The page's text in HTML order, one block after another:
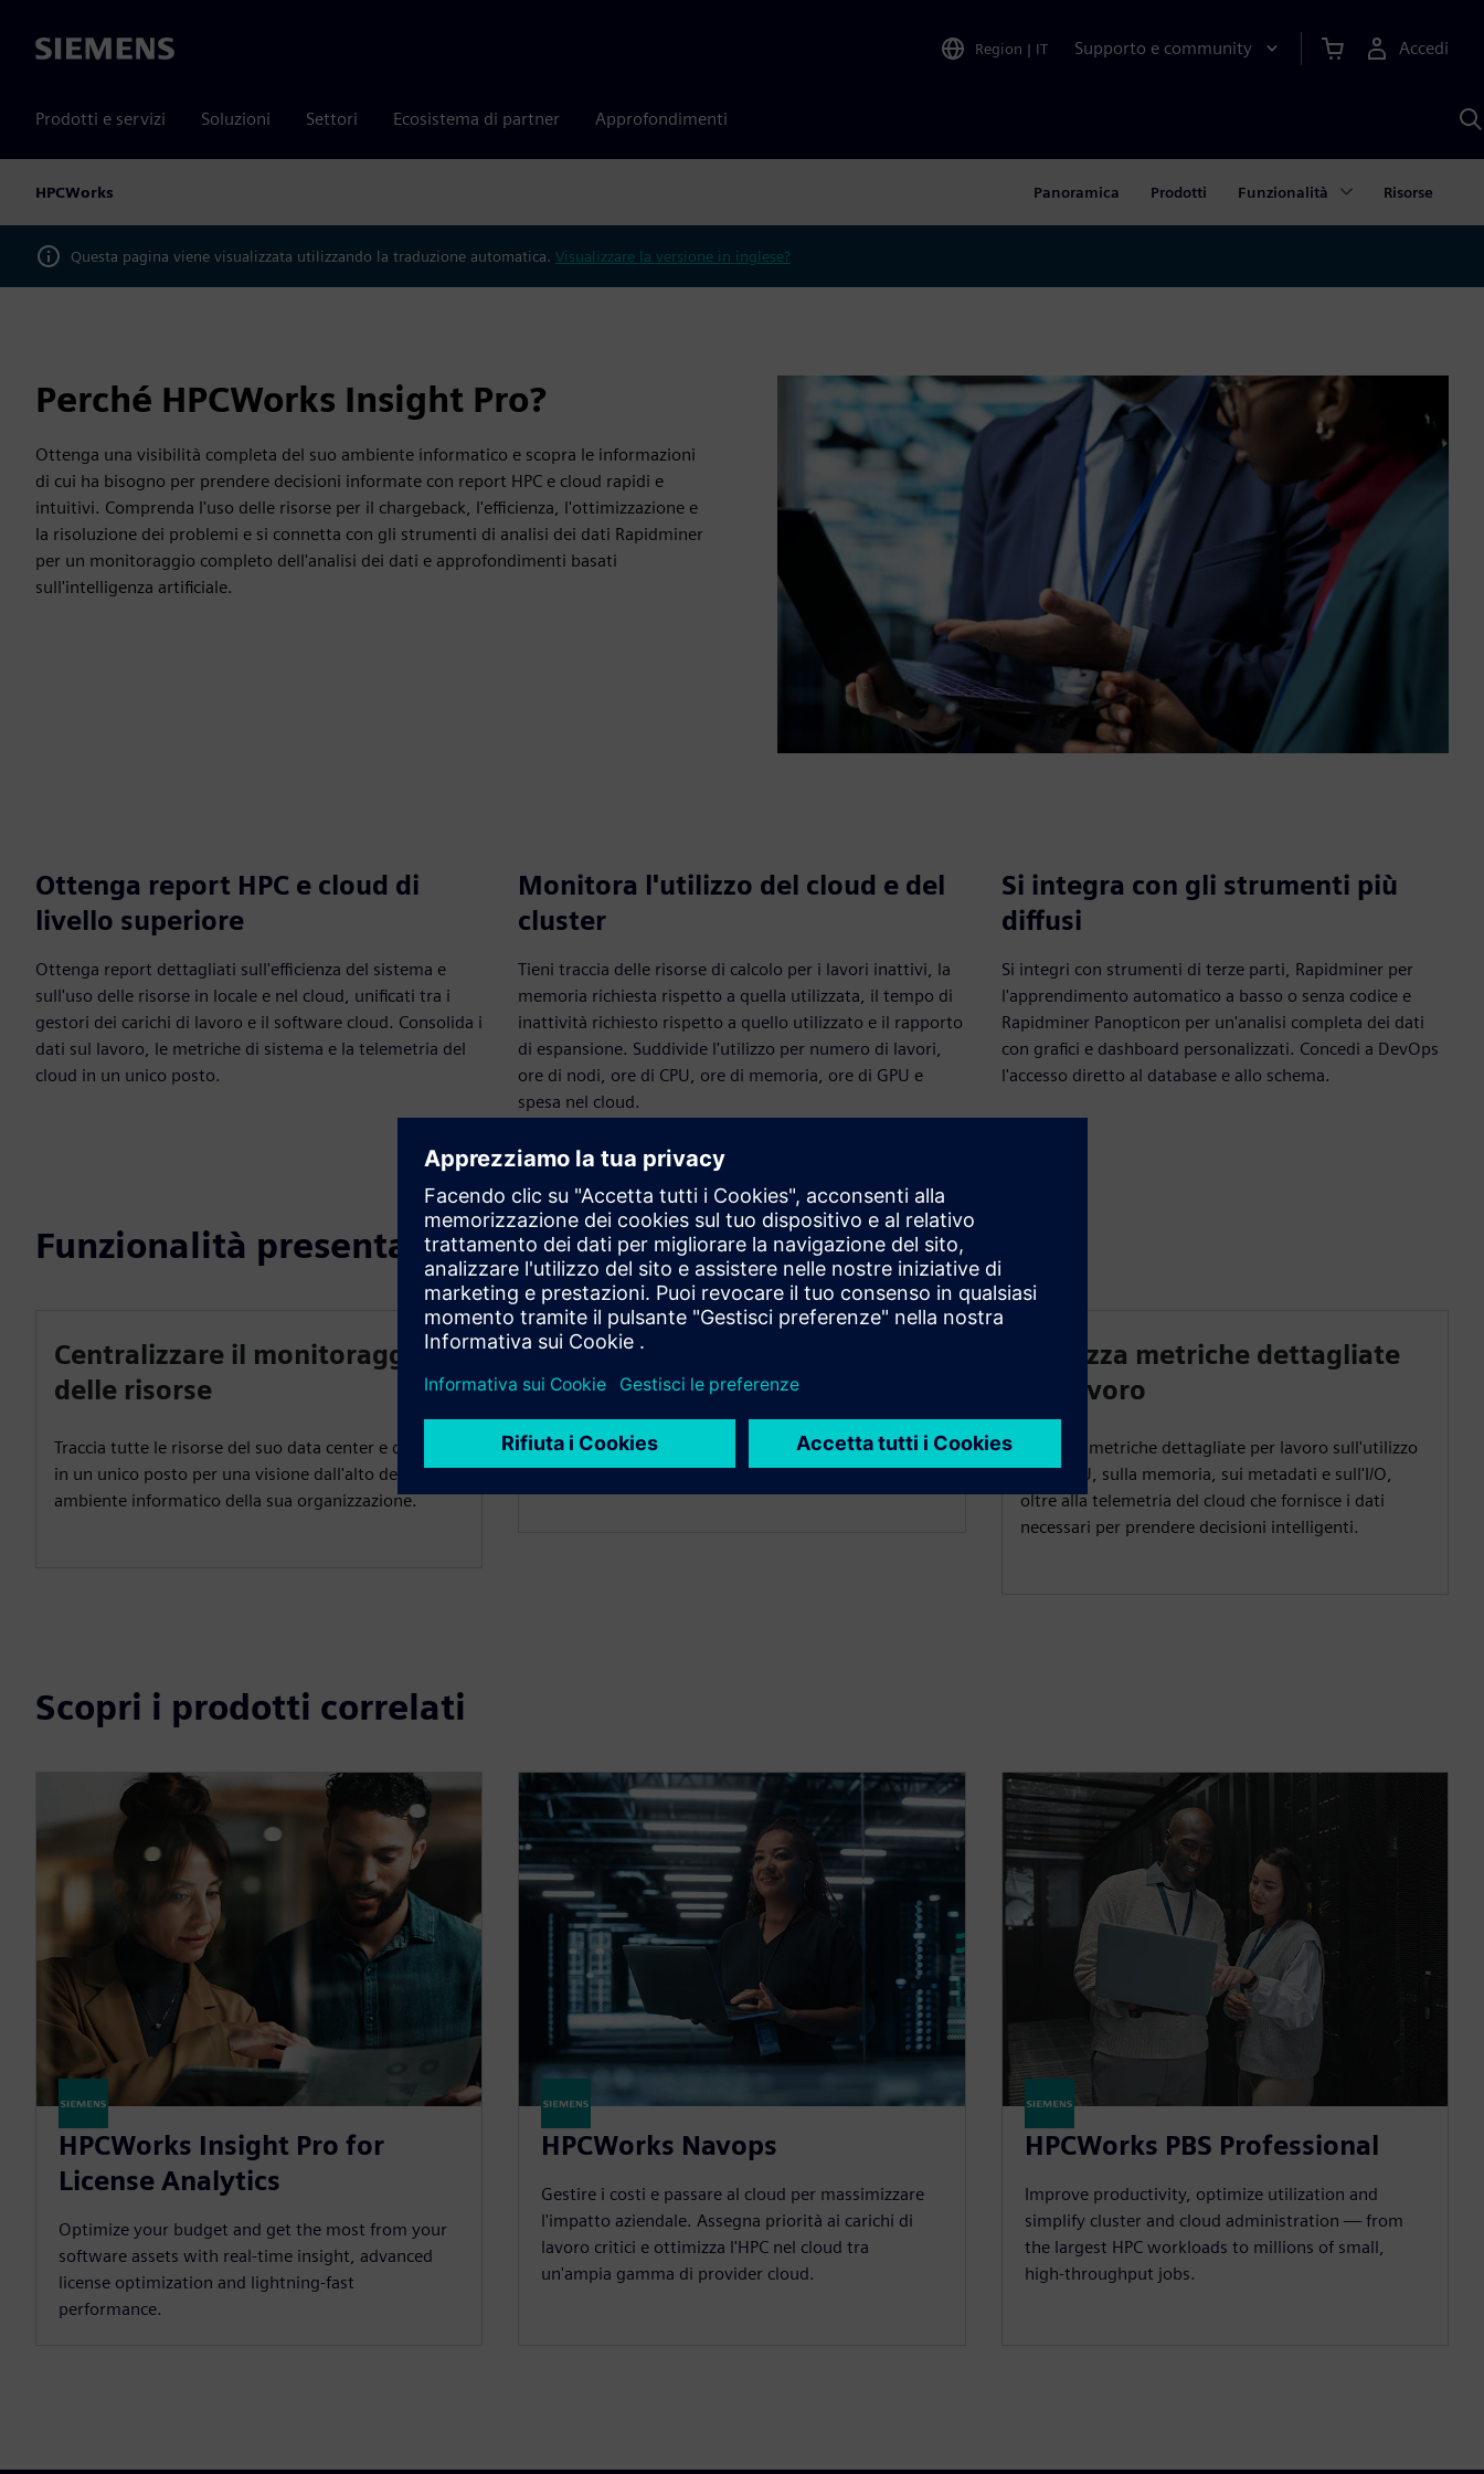
Siemens Region | IT Supporto e community Accedi
Prodotti e servizi Soluzioni Settori Ecosistema di partner Approfondimenti
HPCWorks Panoramica Prodotti Funzionalità Risorse
Questa pagina viene visualizzata utilizzando la traduzione automatica. Visualizzare la versione in inglese?
Perché HPCWorks Insight Pro?
Ottenga una visibilità completa del suo ambiente informatico e scopra le informazioni
di cui ha bisogno per prendere decisioni informate con report HPC e cloud rapidi e
intuitivi. Comprenda l'uso delle risorse per il chargeback, l'efficienza, l'ottimizzazione e
la risoluzione dei problemi e si connetta con gli strumenti di analisi dei dati Rapidminer
per un monitoraggio completo dell'analisi dei dati e approfondimenti basati
sull'intelligenza artificiale.
Ottenga report HPC e cloud di
livello superiore
Ottenga report dettagliati sull'efficienza del sistema e
sull'uso delle risorse in locale e nel cloud, unificati tra i
gestori dei carichi di lavoro e il software cloud. Consolida i
dati sul lavoro, le metriche di sistema e la telemetria del
cloud in un unico posto.
Monitora l'utilizzo del cloud e del
cluster
Tieni traccia delle risorse di calcolo per i lavori inattivi, la
memoria richiesta rispetto a quella utilizzata, il tempo di
inattività richiesto rispetto a quello utilizzato e il rapporto
di espansione. Suddivide l'utilizzo per numero di lavori,
ore di nodi, ore di CPU, ore di memoria, ore di GPU e
spesa nel cloud.
Si integra con gli strumenti più
diffusi
Si integri con strumenti di terze parti, Rapidminer per
l'apprendimento automatico a basso o senza codice e
Rapidminer Panopticon per un'analisi completa dei dati
con grafici e dashboard personalizzati. Concedi a DevOps
l'accesso diretto al database e allo schema.
Funzionalità presentate
Centralizzare il monitoraggio
delle risorse
Traccia tutte le risorse del suo data center e del cloud
in un unico posto per una visione dall'alto dell'intero
ambiente informatico della sua organizzazione.
Semplifica i rapporti
un'unica interfaccia semplice, con report unificati tra
cluster, gestori dei carichi di lavoro e software cloud.
Analizza metriche dettagliate
sul lavoro
Ottenga metriche dettagliate per lavoro sull'utilizzo
della CPU, sulla memoria, sui metadati e sull'I/O,
oltre alla telemetria del cloud che fornisce i dati
necessari per prendere decisioni intelligenti.
Scopri i prodotti correlati
HPCWorks Insight Pro for
License Analytics
Optimize your budget and get the most from your
software assets with real-time insight, advanced
license optimization and lightning-fast
performance.
HPCWorks Navops
Gestire i costi e passare al cloud per massimizzare
l'impatto aziendale. Assegna priorità ai carichi di
lavoro critici e ottimizza l'HPC nel cloud tra
un'ampia gamma di provider cloud.
HPCWorks PBS Professional
Improve productivity, optimize utilization and
simplify cluster and cloud administration — from
the largest HPC workloads to millions of small,
high-throughput jobs.